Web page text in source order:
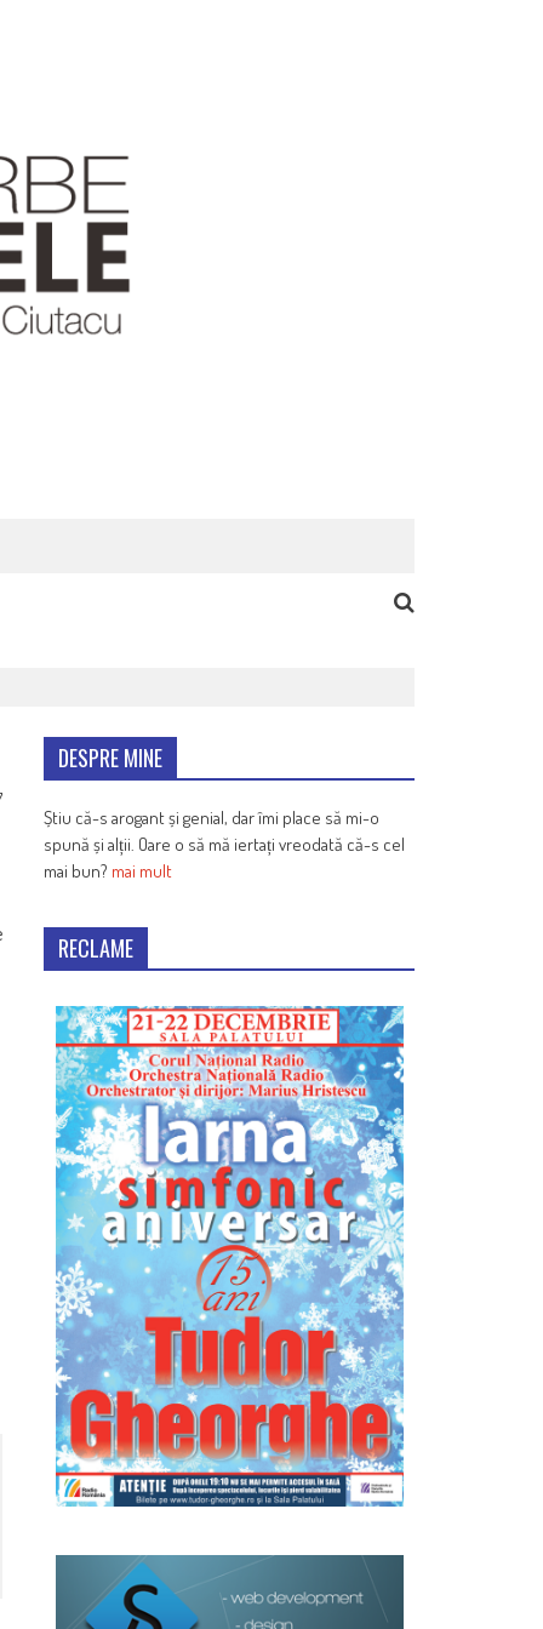
DESPRE MINE
Știu că-s arogant și genial, dar îmi place să mi-o
spună și alții. Oare o să mă iertați vreodată că-s cel
mai bun? mai mult
RECLAME